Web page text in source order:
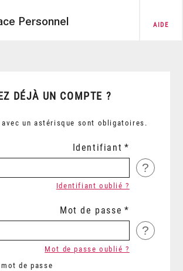
Personnel AIDE
DÉJÀ UN COMPTE ?
avec un astérisque sont obligatoires.
Identifiant
?
Identifiant oublié ?
Mot de passe
?
mot de passe
Mot de passe oublié ?